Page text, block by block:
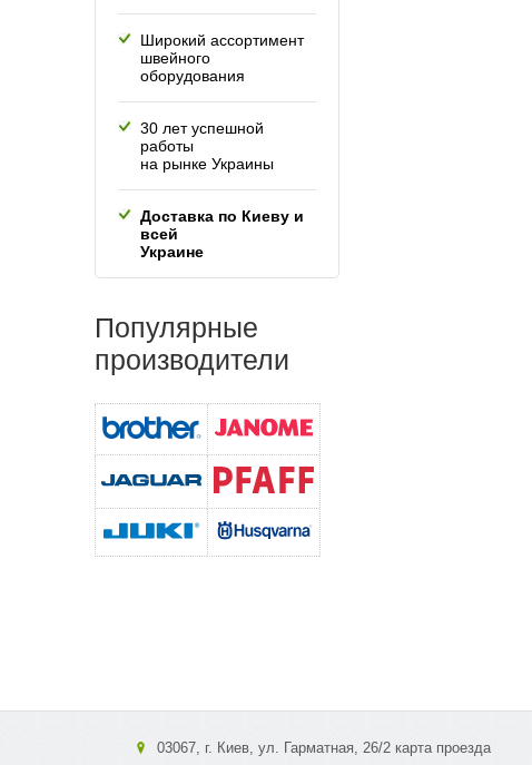
Широкий ассортимент
швейного
оборудования
30 лет успешной
работы
на рынке Украины
Доставка по Киеву и
всей
Украине
Популярные
производители
03067, г. Киев, ул. Гарматная, 26/2 карта проезда